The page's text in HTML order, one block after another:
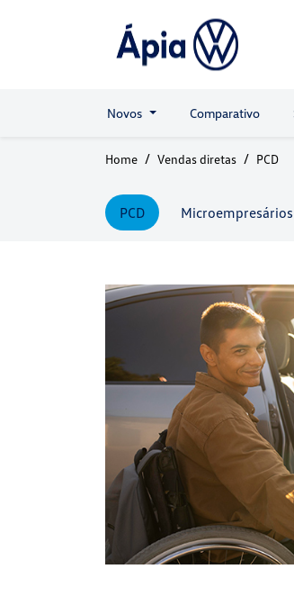
Novos Comparativo
Home Vendas diretas PCD
PCD Microempresários